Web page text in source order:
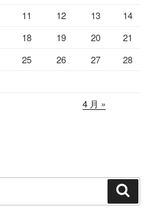
11 12 13
14
18 19 20
21
25 26 27
28
4 月 »